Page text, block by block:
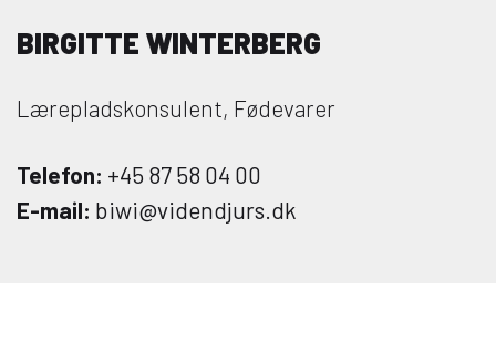
BIRGITTE WINTERBERG
Lærepladskonsulent, Fødevarer
Telefon: +45 87 58 04 00
E-mail: biwi@videndjurs.dk